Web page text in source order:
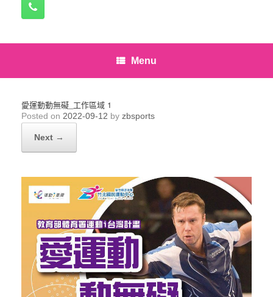
Menu
愛運動動無礙_工作區域 1
Posted on 2022-09-12 by zbsports
Next →